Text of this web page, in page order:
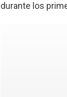
durante los